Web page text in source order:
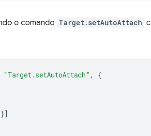
o comando Target.setAutoAttach
"Target.setAutoAttach" ,
{
}]